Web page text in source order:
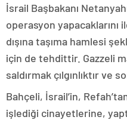
İsrail Başbakanı
operasyon yapacaklarını
dışına taşıma hamlesi
için de tehdittir. Gazzeli
saldırmak çılgınlıktır ve
Bahçeli, İsrail’in,
işlediği cinayetlerine,